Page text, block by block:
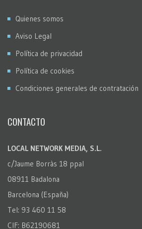
Quienes somos
Aviso Legal
Política de privacidad
Política de cookies
Condiciones generales de contratación
CONTACTO
LOCAL NETWORK MEDIA, S.L.
c/Jaume Borràs 18 ppal
08911 Badalona
Barcelona (España)
Tel: 93 460 11 58
CIF: B62190681